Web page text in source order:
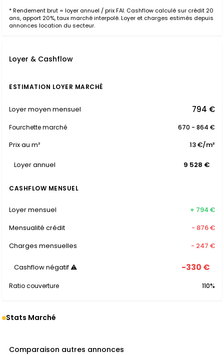
* Rendement brut = loyer annuel / prix FAI. Cashflow calculé sur crédit 20
ans, apport 20%, taux marché interpolé. Loyer et charges estimés depuis
annonces location du secteur.
Loyer & Cashflow
ESTIMATION LOYER MARCHÉ
Loyer moyen mensuel 794 €
Fourchette marché 670 - 864 €
Prix au m² 13 €/m²
Loyer annuel 9 528 €
CASHFLOW MENSUEL
Loyer mensuel
+ 794 €
Mensualité crédit
- 876 €
Charges mensuelles
- 247 €
Cashflow négatif ⚠ -330 €
Ratio couverture 110%
Stats Marché
Comparaison autres annonces